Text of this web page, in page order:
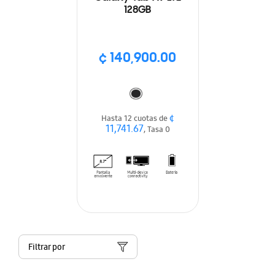
128GB
¢ 140,900.00
Hasta 12 cuotas de¢
11,741.67, Tasa 0
Filtrar por